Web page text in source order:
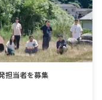
担当者を募集